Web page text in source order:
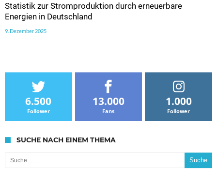
Statistik zur Stromproduktion durch erneuerbare
Energien in Deutschland
9. Dezember 2025
6.500
Follower
13.000
Fans
1.000
Follower
SUCHE NACH EINEM THEMA
Suche nach: